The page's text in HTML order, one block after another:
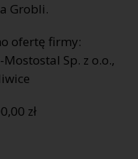
Grobli.
ofertę firmy:
Sp. z o.o.,
zł